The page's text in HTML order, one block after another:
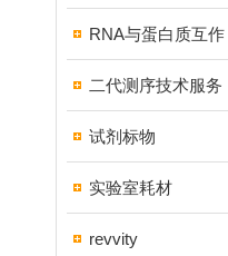
RNA与蛋白质互作
二代测序技术服务
试剂标物
实验室耗材
revvity